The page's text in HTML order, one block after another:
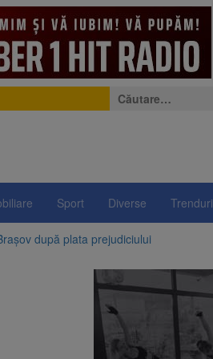
Caută
după:
Sport Diverse Trenduri
după plata prejudiciului
Comprest. Motivul: platforme de gunoi
de peste 1 milion de lei și termen de trei